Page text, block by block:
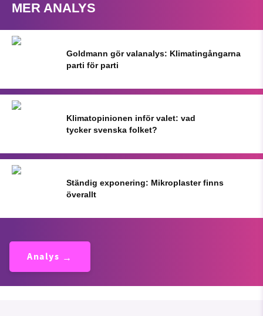
MER ANALYS
Goldmann gör valanalys: Klimatingångarna
parti för parti
Klimatopinionen inför valet: vad
tycker svenska folket?
Ständig exponering: Mikroplaster finns
överallt
Analys